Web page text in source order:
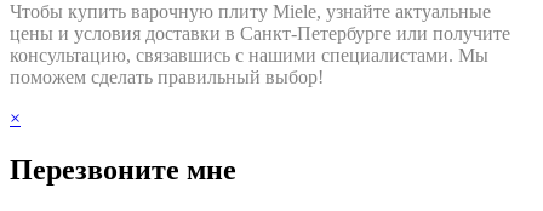
Чтобы купить варочную плиту Miele, узнайте актуальные
цены и условия доставки в Санкт-Петербурге или получите
консультацию, связавшись с нашими специалистами. Мы
поможем сделать правильный выбор!
×
Перезвоните мне